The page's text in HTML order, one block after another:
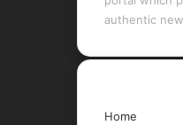
authentic
Home